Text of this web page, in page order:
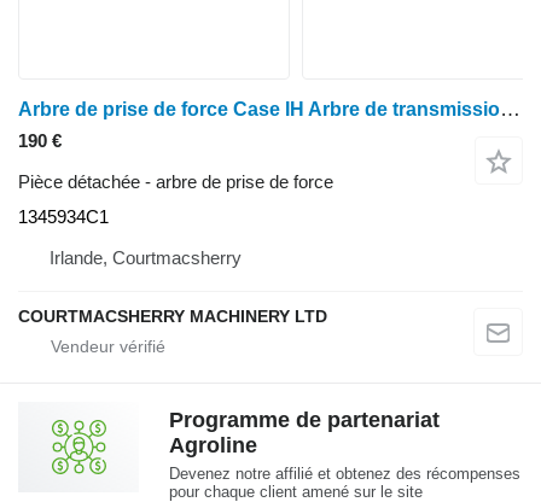
Arbre de prise de force Case IH Arbre de transmission 5140, 5130, 5120, McCormick Mc, MX, MXC 13459 1345934C1 pour tracteur à roues Case IH 5140, 5130, 5120, Mc, Mx, Mxc
190 €
Pièce détachée - arbre de prise de force
1345934C1
Irlande, Courtmacsherry
COURTMACSHERRY MACHINERY LTD
Programme de partenariat
Agroline
Devenez notre affilié et obtenez des récompenses
pour chaque client amené sur le site